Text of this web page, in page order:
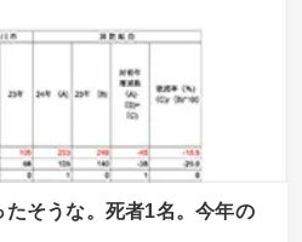
そうな。死者1名。今年の